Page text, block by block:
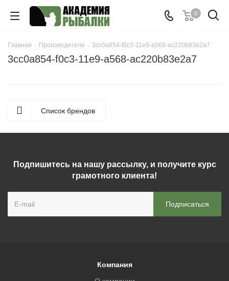
0
Главная - Производители - 3cc0a854-f0c3-11e9-a568-ac220b83e2a7
3cc0a854-f0c3-11e9-a568-ac220b83e2a7
Список брендов
Подпишитесь на нашу рассылку, и получите курс
грамотного клиента!
Компания